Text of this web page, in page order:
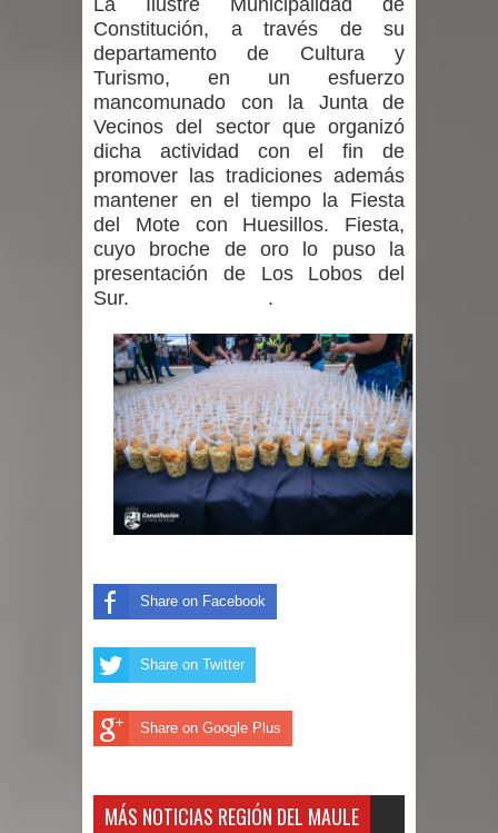
La Ilustre Municipalidad de
Constitución, a través de su
departamento de Cultura y
Turismo, en un esfuerzo
mancomunado con la Junta de
Vecinos del sector que organizó
dicha actividad con el fin de
promover las tradiciones además
mantener en el tiempo la Fiesta
del Mote con Huesillos. Fiesta,
cuyo broche de oro lo puso la
presentación de Los Lobos del
Sur. .
Share on Facebook
Share on Twitter
Share on Google Plus
MÁS NOTICIAS REGIÓN DEL MAULE